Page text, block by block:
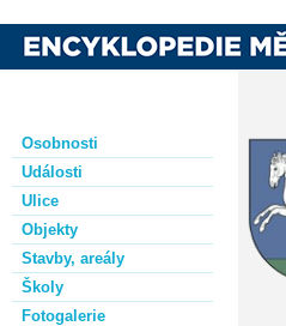
Osobnosti
Události
Ulice
Objekty
Stavby, areály
Školy
Fotogalerie